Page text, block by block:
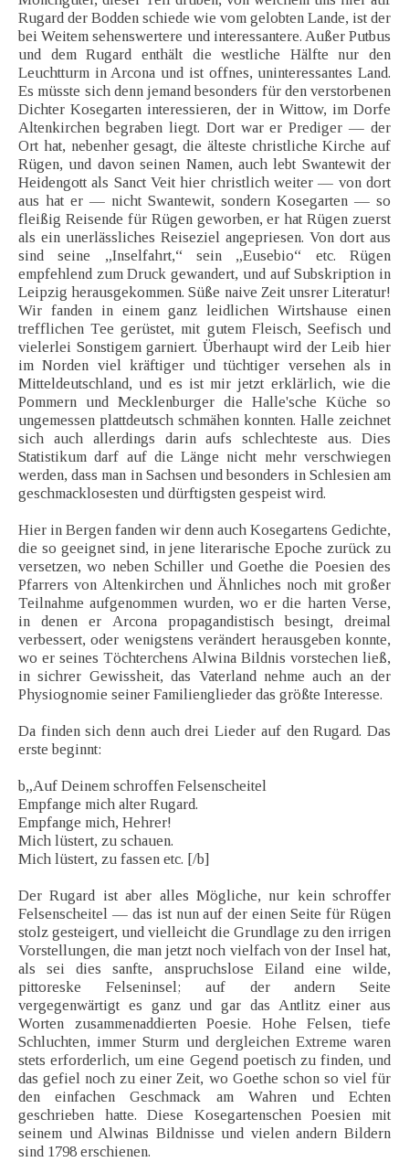
Rugard der Bodden schiede wie vom gelobten Lande, ist der
bei Weitem sehenswertere und interessantere. Außer Putbus
und dem Rugard enthält die westliche Hälfte nur den
Leuchtturm in Arcona und ist offnes, uninteressantes Land.
Es müsste sich denn jemand besonders für den verstorbenen
Dichter Kosegarten interessieren, der in Wittow, im Dorfe
Altenkirchen begraben liegt. Dort war er Prediger — der
Ort hat, nebenher gesagt, die älteste christliche Kirche auf
Rügen, und davon seinen Namen, auch lebt Swantewit der
Heidengott als Sanct Veit hier christlich weiter — von dort
aus hat er — nicht Swantewit, sondern Kosegarten — so
fleißig Reisende für Rügen geworben, er hat Rügen zuerst
als ein unerlässliches Reiseziel angepriesen. Von dort aus
sind seine „Inselfahrt,“ sein „Eusebio“ etc. Rügen
empfehlend zum Druck gewandert, und auf Subskription in
Leipzig herausgekommen. Süße naive Zeit unsrer Literatur!
Wir fanden in einem ganz leidlichen Wirtshause einen
trefflichen Tee gerüstet, mit gutem Fleisch, Seefisch und
vielerlei Sonstigem garniert. Überhaupt wird der Leib hier
im Norden viel kräftiger und tüchtiger versehen als in
Mitteldeutschland, und es ist mir jetzt erklärlich, wie die
Pommern und Mecklenburger die Halle'sche Küche so
ungemessen plattdeutsch schmähen konnten. Halle zeichnet
sich auch allerdings darin aufs schlechteste aus. Dies
Statistikum darf auf die Länge nicht mehr verschwiegen
werden, dass man in Sachsen und besonders in Schlesien am
geschmacklosesten und dürftigsten gespeist wird.
Hier in Bergen fanden wir denn auch Kosegartens Gedichte,
die so geeignet sind, in jene literarische Epoche zurück zu
versetzen, wo neben Schiller und Goethe die Poesien des
Pfarrers von Altenkirchen und Ähnliches noch mit großer
Teilnahme aufgenommen wurden, wo er die harten Verse,
in denen er Arcona propagandistisch besingt, dreimal
verbessert, oder wenigstens verändert herausgeben konnte,
wo er seines Töchterchens Alwina Bildnis vorstechen ließ,
in sichrer Gewissheit, das Vaterland nehme auch an der
Physiognomie seiner Familienglieder das größte Interesse.
Da finden sich denn auch drei Lieder auf den Rugard. Das
erste beginnt:
b„Auf Deinem schroffen Felsenscheitel
Empfange mich alter Rugard.
Empfange mich, Hehrer!
Mich lüstert, zu schauen.
Mich lüstert, zu fassen etc. [/b]
Der Rugard ist aber alles Mögliche, nur kein schroffer
Felsenscheitel — das ist nun auf der einen Seite für Rügen
stolz gesteigert, und vielleicht die Grundlage zu den irrigen
Vorstellungen, die man jetzt noch vielfach von der Insel hat,
als sei dies sanfte, anspruchslose Eiland eine wilde,
pittoreske Felseninsel; auf der andern Seite
vergegenwärtigt es ganz und gar das Antlitz einer aus
Worten zusammenaddierten Poesie. Hohe Felsen, tiefe
Schluchten, immer Sturm und dergleichen Extreme waren
stets erforderlich, um eine Gegend poetisch zu finden, und
das gefiel noch zu einer Zeit, wo Goethe schon so viel für
den einfachen Geschmack am Wahren und Echten
geschrieben hatte. Diese Kosegartenschen Poesien mit
seinem und Alwinas Bildnisse und vielen andern Bildern
sind 1798 erschienen.